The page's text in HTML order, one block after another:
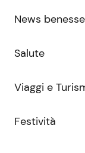
News
Salute
Viaggi e
Festività